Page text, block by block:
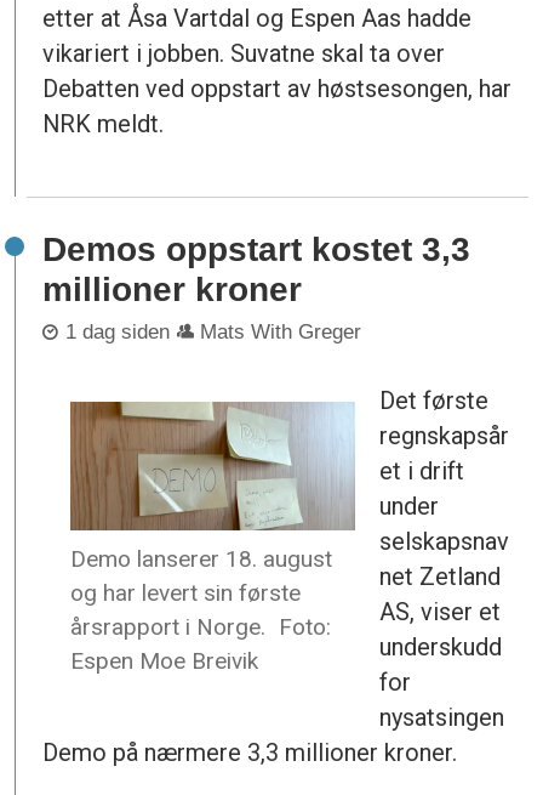
etter at Åsa Vartdal og Espen Aas hadde
vikariert i jobben. Suvatne skal ta over
Debatten ved oppstart av høstsesongen, har
NRK meldt.
Demos oppstart kostet 3,3
millioner kroner
1 dag siden Mats With Greger
Demo lanserer 18. august
og har levert sin første
årsrapport i Norge.
Foto:
Espen Moe Breivik
Det første
regnskapsår
et i drift
under
selskapsnav
net Zetland
AS, viser et
underskudd
for
nysatsingen
Demo på nærmere 3,3 millioner kroner.